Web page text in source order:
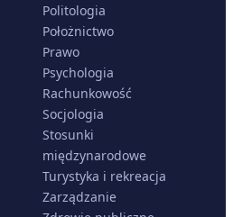
Politologia
Położnictwo
Prawo
Psychologia
Rachunkowość
Socjologia
Stosunki
międzynarodowe
Turystyka i rekreacja
Zarządzanie